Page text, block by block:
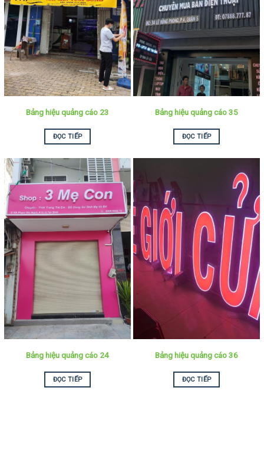
Bảng hiệu quảng cáo 23
ĐỌC TIẾP
Bảng hiệu quảng cáo 35
ĐỌC TIẾP
Bảng hiệu quảng cáo 24
ĐỌC TIẾP
Bảng hiệu quảng cáo 36
ĐỌC TIẾP